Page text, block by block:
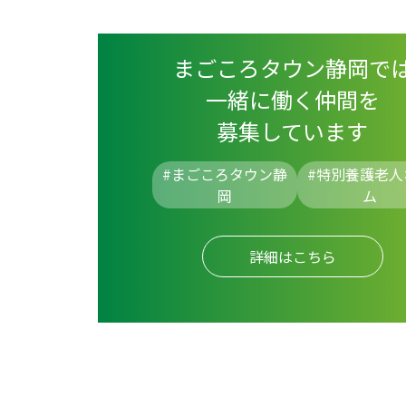
まごころタウン静岡で
一緒に働く仲間を
募集しています
#まごころタウン静
岡
#特別養護老
ム
詳細はこちら